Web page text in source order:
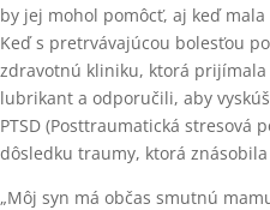
by jej mohol pomôcť, aj keď
Keď s pretrvávajúcou bolesťou
zdravotnú kliniku, ktorá
lubrikant a odporučili, aby
PTSD (Posttraumatická stresová
dôsledku traumy, ktorá
„Môj syn má občas smutnú